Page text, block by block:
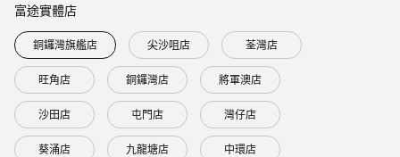
富途實體店
銅鑼灣旗艦店 尖沙咀店 荃灣店
旺角店 銅鑼灣店 將軍澳店
沙田店 屯門店 灣仔店
葵涌店 九龍塘店 中環店